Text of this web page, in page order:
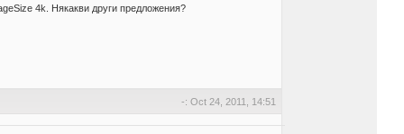
4k. Някакви други предложения?
-: Oct 24, 2011, 14:51